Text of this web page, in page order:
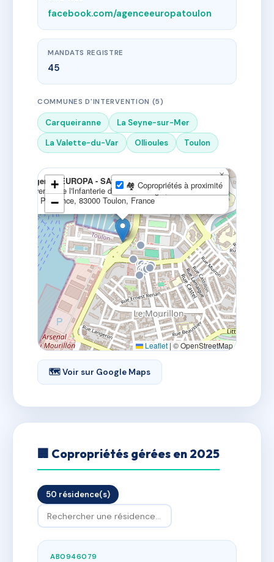
facebook.com/agenceeuropatoulon
MANDATS REGISTRE
45
COMMUNES D'INTERVENTION (5)
Carqueiranne
La Seyne-sur-Mer
La Valette-du-Var
Ollioules Toulon
Agence EUROPA - SAS DAVENNE
Avenue de l'Infanterie de Marine Angle, Av. du Port
de Plaisance, 83000 Toulon, France
×
+
−
🏘 Copropriétés à proximité
Leaflet | © OpenStreetMap
🗺 Voir sur Google Maps
🏢 Copropriétés gérées en 2025
50 résidence(s)
AB0946079